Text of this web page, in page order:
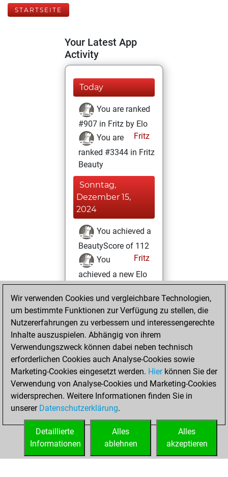
STARTSEITE
Your Latest App
Activity
Today
You are ranked
#907 in Fritz by Elo
Fritz
You are
ranked #3344 in Fritz
Beauty
Sonntag,
Dezember 15,
2024
You achieved a
BeautyScore of 112
Fritz
You
achieved a new Elo
of 1737
Donnerstag,
August 22, 2024
You won
against Fritz
Fritz
Montag,
Dezember 4, 2023
You created
your Fritz account
Wir verwenden Cookies und vergleichbare Technologien,
um bestimmte Funktionen zur Verfügung zu stellen, die
Nutzererfahrungen zu verbessern und interessengerechte
Inhalte auszuspielen. Abhängig von ihrem
Verwendungszweck können dabei neben technisch
erforderlichen Cookies auch Analyse-Cookies sowie
Marketing-Cookies eingesetzt werden. Hierkönnen Sie der
Verwendung von Analyse-Cookies und Marketing-Cookies
widersprechen. Weitere Informationen finden Sie in
unserer Datenschutzerklärung.
Alles
akzeptieren
Alles
ablehnen
Detaillierte
Informationen